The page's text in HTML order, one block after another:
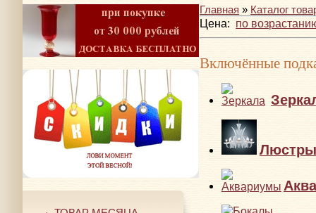
Главная » Каталог
Цена: по
Включённые
Люстры